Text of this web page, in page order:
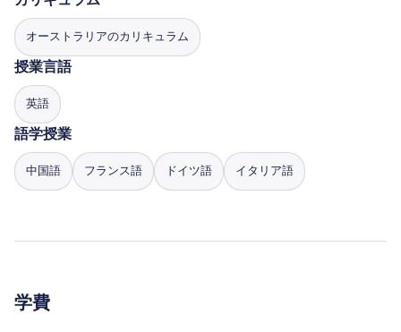
オーストラリアのカリキュラム
授業言語
英語
語学授業
中国語 フランス語 ドイツ語 イタリア語
学費